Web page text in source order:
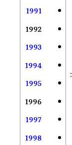
:
1991
1992
1993
1994
1995
1996
1997
1998